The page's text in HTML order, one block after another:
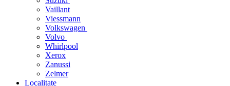
Vaillant
Viessmann
Volkswagen
Volvo
Whirlpool
Xerox
Zanussi
Zelmer
Localitate